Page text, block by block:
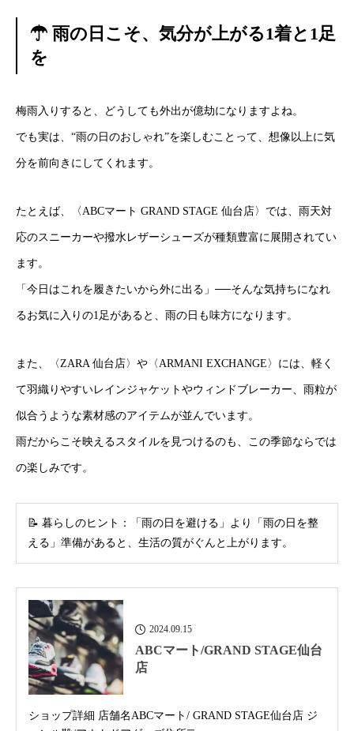
☂ 雨の日こそ、気分が上がる1着と1足
を
梅雨入りすると、どうしても外出が億劫になりますよね。
でも実は、“雨の日のおしゃれ”を楽しむことって、想像以上に気
分を前向きにしてくれます。
たとえば、〈ABCマート GRAND STAGE 仙台店〉では、雨天対
応のスニーカーや撥水レザーシューズが種類豊富に展開されてい
ます。
「今日はこれを履きたいから外に出る」──そんな気持ちになれ
るお気に入りの1足があると、雨の日も味方になります。
また、〈ZARA 仙台店〉や〈ARMANI EXCHANGE〉には、軽く
て羽織りやすいレインジャケットやウィンドブレーカー、雨粒が
似合うような素材感のアイテムが並んでいます。
雨だからこそ映えるスタイルを見つけるのも、この季節ならでは
の楽しみです。
📝 暮らしのヒント：「雨の日を避ける」より「雨の日を整
える」準備があると、生活の質がぐんと上がります。
2024.09.15
ABCマート/GRAND STAGE仙台
店
ショップ詳細 店舗名ABCマート/ GRAND STAGE仙台店 ジ